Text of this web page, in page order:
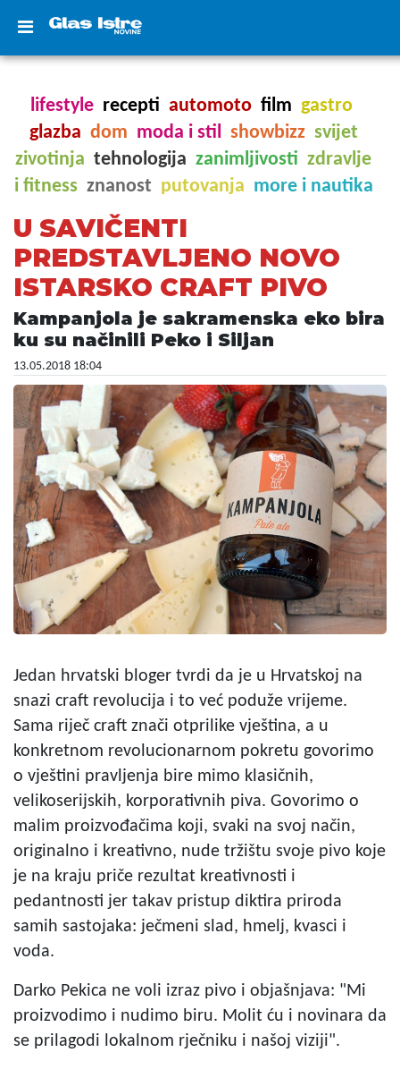
lifestyle recepti automoto film gastro
glazba dom moda i stil showbizz svijet
zivotinja tehnologija zanimljivosti zdravlje
i fitness znanost putovanja more i nautika
U SAVIČENTI
PREDSTAVLJENO NOVO
ISTARSKO CRAFT PIVO
Kampanjola je sakramenska eko bira
ku su načinili Peko i Siljan
13.05.2018 18:04
Jedan hrvatski bloger tvrdi da je u Hrvatskoj na
snazi craft revolucija i to već poduže vrijeme.
Sama riječ craft znači otprilike vještina, a u
konkretnom revolucionarnom pokretu govorimo
o vještini pravljenja bire mimo klasičnih,
velikoserijskih, korporativnih piva. Govorimo o
malim proizvođačima koji, svaki na svoj način,
originalno i kreativno, nude tržištu svoje pivo koje
je na kraju priče rezultat kreativnosti i
pedantnosti jer takav pristup diktira priroda
samih sastojaka: ječmeni slad, hmelj, kvasci i
voda.
Darko Pekica ne voli izraz pivo i objašnjava: "Mi
proizvodimo i nudimo biru. Molit ću i novinara da
se prilagodi lokalnom rječniku i našoj viziji".